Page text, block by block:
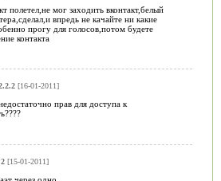
полетел,не мог заходить вконтакт,белый
впредь не качайте ни какие
прогу для голосов,потом будете
контакта
[16-01-2011]
прав для доступа к
[15-01-2011]
через одно.